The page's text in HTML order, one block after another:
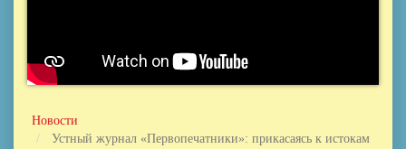
Новости
Устный журнал «Первопечатники»: прикасаясь к истокам